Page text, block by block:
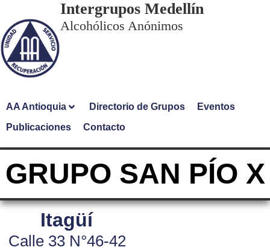
Intergrupos Medellín
Alcohólicos Anónimos
AA Antioquia Directorio de Grupos
Eventos
Publicaciones
Contacto
GRUPO SAN PÍO X
Itagüí
Calle 33 N°46-42